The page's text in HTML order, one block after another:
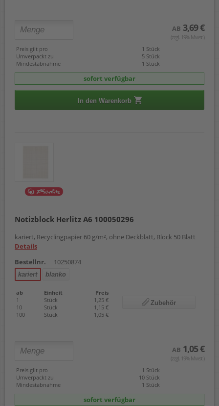
AB 3,69 €
(zzgl. 19% Mwst.)
Preis gilt pro
1 Stück
Umverpackt zu
5 Stück
Mindestabnahme
1 Stück
sofort verfügbar
In den Warenkorb
Notizblock Herlitz A6 100050296
kariert, Recyclingpapier 60 g/m², ohne Deckblatt, Block 50 Blatt
Details
Bestellnr.
10250874
kariert blanko
ab Einheit
Preis
1
Stück
1,25 €
10
Stück
1,15 €
100
Stück 1,05 €
Zubehör
AB 1,05 €
(zzgl. 19% Mwst.)
Preis gilt pro
1 Stück
Umverpackt zu
10 Stück
Mindestabnahme
1 Stück
sofort verfügbar